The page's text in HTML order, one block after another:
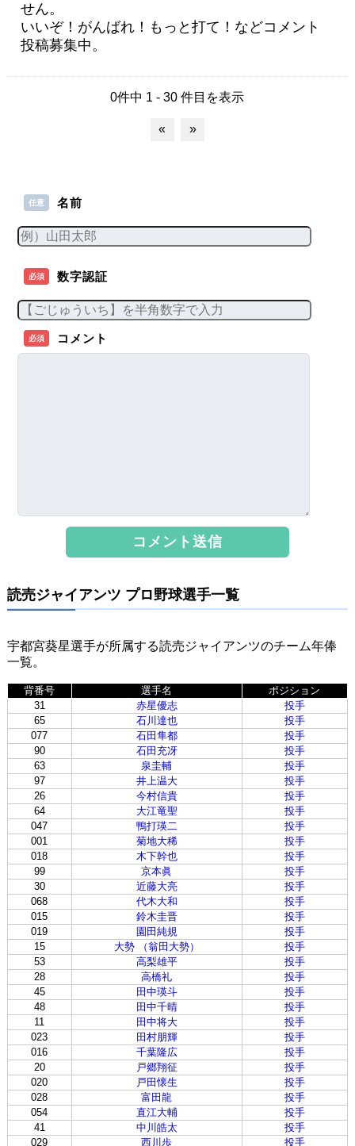
せん。
いいぞ！がんばれ！もっと打て！などコメント
投稿募集中。
0件中 1 - 30 件目を表示
« »
任意 名前
必須 数字認証
必須 コメント
読売ジャイアンツ プロ野球選手一覧
宇都宮葵星選手が所属する読売ジャイアンツのチーム年俸
一覧。
背番号 選手名
ポジション
31
赤星優志
投手
65
石川達也
投手
077
石田隼都
投手
90
石田充冴
投手
63
泉圭輔
投手
97
井上温大
投手
26
今村信貴
投手
64
大江竜聖
投手
047
鴨打瑛二
投手
001
菊地大稀
投手
018
木下幹也
投手
99
京本眞
投手
30
近藤大亮
投手
068
代木大和
投手
015
鈴木圭晋
投手
019
園田純規
投手
15
大勢 （翁田大勢）
投手
53
高梨雄平
投手
28
高橋礼
投手
45
田中瑛斗
投手
48
田中千晴
投手
11
田中将大
投手
023
田村朋輝
投手
016
千葉隆広
投手
20
戸郷翔征
投手
020
戸田懐生
投手
028
富田龍
投手
054
直江大輔
投手
41
中川皓太
投手
029
西川歩 投手